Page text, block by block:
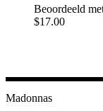
Beoordeeld
$17.00
Madonnas